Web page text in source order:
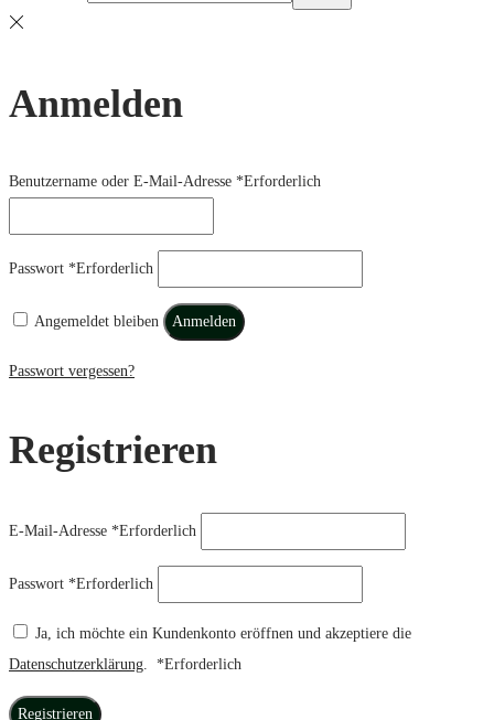
Anmelden
Benutzername oder E-Mail-Adresse *Erforderlich
Passwort *Erforderlich
Angemeldet bleiben Anmelden
Passwort vergessen?
Registrieren
E-Mail-Adresse *Erforderlich
Passwort *Erforderlich
Ja, ich möchte ein Kundenkonto eröffnen und akzeptiere die
Datenschutzerklärung
*Erforderlich
Registrieren